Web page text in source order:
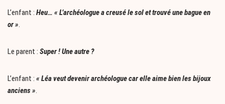
L’enfant : Heu… « L’archéologue a creusé le sol et trouvé une bague en
or ».
Le parent : Super ! Une autre ?
L’enfant : « Léa veut devenir archéologue car elle aime bien les bijoux
anciens ».